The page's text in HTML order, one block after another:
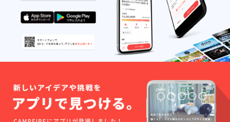
京山手
線内に
ある会
場での
開催を
予定し
ており
けは、
2019年
12月中
旬の予
定で
ます。
必ず備
考欄に
ご希望
のクレ
ジット
名をご
記入く
い）。
※トー
ク
ショー
は、